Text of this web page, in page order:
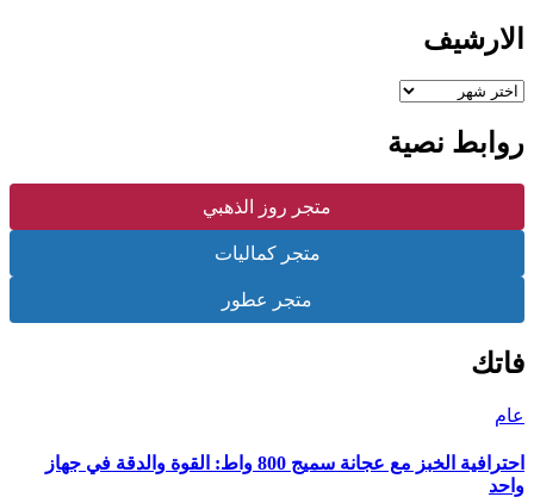
الارشيف
الارشيف
روابط نصية
متجر روز الذهبي
متجر كماليات
متجر عطور
فاتك
عام
احترافية الخبز مع عجانة سميج 800 واط: القوة والدقة في جهاز
واحد